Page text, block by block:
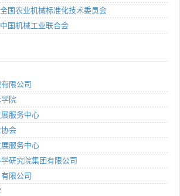
全国农业机械标准化技术委员会
中国机械工业联合会
限公司
院
服务中心
会
服务中心
研究院集团有限公司
限公司